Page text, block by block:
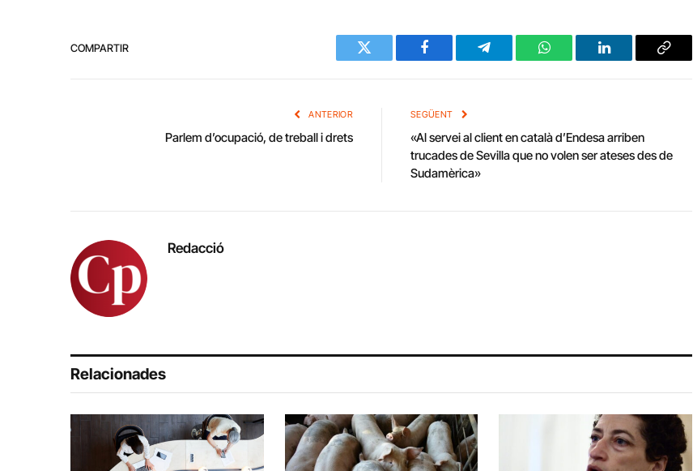
COMPARTIR
Twitter Facebook Telegram WhatsAppLinkedIn Copy
ANTERIOR
Parlem d’ocupació, de treball i drets
SEGÜENT
«Al servei al client en català d’Endesa arriben
trucades de Sevilla que no volen ser ateses des de
Sudamèrica»
Redacció
Relacionades